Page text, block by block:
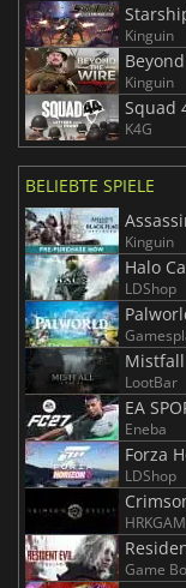
Kinguin
Kinguin
Squad
K4G
BELIEBTE SPIELE
Kinguin
Halo
LDShop
LootBar
EA
Eneba
Forza
LDShop
Game